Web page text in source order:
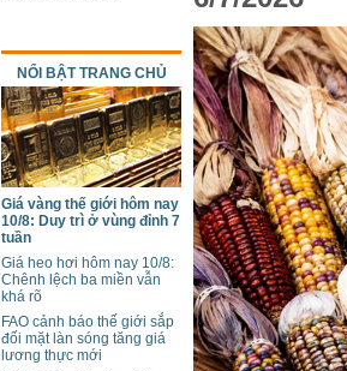
NỔI BẬT TRANG CHỦ
Giá vàng thế giới hôm nay
10/8: Duy trì ở vùng đỉnh 7
tuần
Giá heo hơi hôm nay 10/8:
Chênh lệch ba miền vẫn
khá rõ
FAO cảnh báo thế giới sắp
đối mặt làn sóng tăng giá
lương thực mới